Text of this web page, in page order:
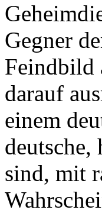
Gegner
Feindbild
darauf
einem
sind, mit